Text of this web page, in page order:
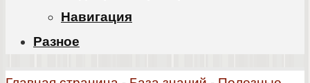
Навигация
Разное